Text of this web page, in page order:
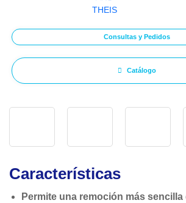
Consultas y Pedidos
Catálogo
Características
Permite una remoción más